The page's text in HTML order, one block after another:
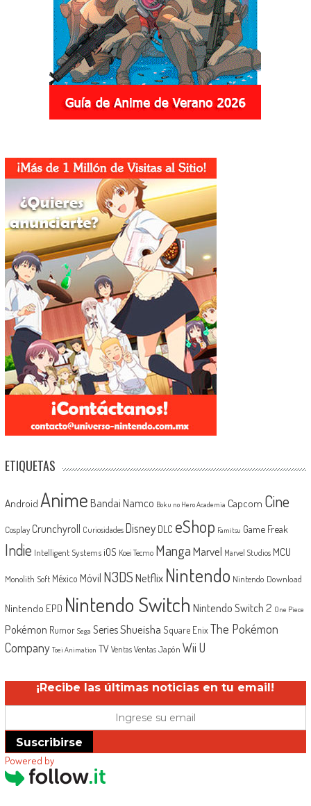
ETIQUETAS
Android Anime Bandai Namco Boku no Hero Academia Capcom Cine
Cosplay Crunchyroll Curiosidades Disney DLC eShop Famitsu Game Freak
Indie Intelligent Systems iOS Koei Tecmo MangaMarvel Marvel Studios MCU
Monolith Soft México Móvil N3DSNetflix Nintendo Nintendo Download
Nintendo EPD Nintendo Switch Nintendo Switch 2 One Piece
Pokémon Rumor Sega SeriesShueisha Square EnixThe Pokémon
Company Toei Animation TV Ventas Ventas Japón Wii U
¡Recibe las últimas noticias en tu email!
Suscribirse
Powered by